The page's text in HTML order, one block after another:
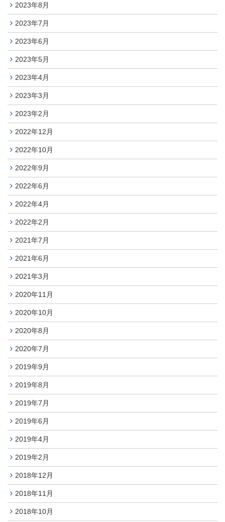
2023年8月
2023年7月
2023年6月
2023年5月
2023年4月
2023年3月
2023年2月
2022年12月
2022年10月
2022年9月
2022年6月
2022年4月
2022年2月
2021年7月
2021年6月
2021年3月
2020年11月
2020年10月
2020年8月
2020年7月
2019年9月
2019年8月
2019年7月
2019年6月
2019年4月
2019年2月
2018年12月
2018年11月
2018年10月